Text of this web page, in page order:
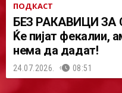
ПОДКАСТ
БЕЗ РАКАВИЦИ
Ќе пијат фекалии,
нема да дадат!
24.07.2026. 08:51